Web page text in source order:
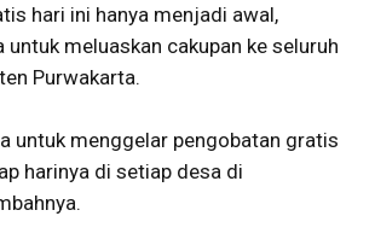
hari ini hanya menjadi awal,
untuk meluaskan cakupan ke seluruh
Purwakarta.
untuk menggelar pengobatan gratis
harinya di setiap desa di